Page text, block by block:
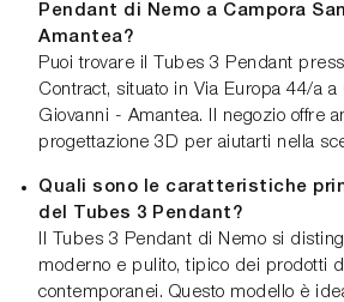
Pendant di Nemo a Campora
Amantea?
Puoi trovare il Tubes 3 Pendant
Contract, situato in Via Europa 44/a a
Giovanni - Amantea. Il negozio offre
progettazione 3D per aiutarti nella
Quali sono le caratteristiche
del Tubes 3 Pendant?
Il Tubes 3 Pendant di Nemo si
moderno e pulito, tipico dei prodotti
contemporanei. Questo modello è